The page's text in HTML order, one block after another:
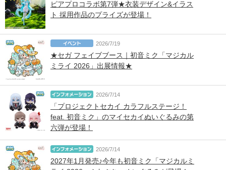
ピアプロコラボ第7弾★衣装デザイン&イラス
ト 採用作品のプライズが登場！
2026/7/19
★セガ フェイブブース｜初音ミク「マジカル
ミライ 2026」出展情報★
2026/7/14
「プロジェクトセカイ カラフルステージ！
feat. 初音ミク」のマイセカイぬいぐるみの第
六弾が登場！
2026/7/14
2027年1月発売♪今年も初音ミク「マジカルミ